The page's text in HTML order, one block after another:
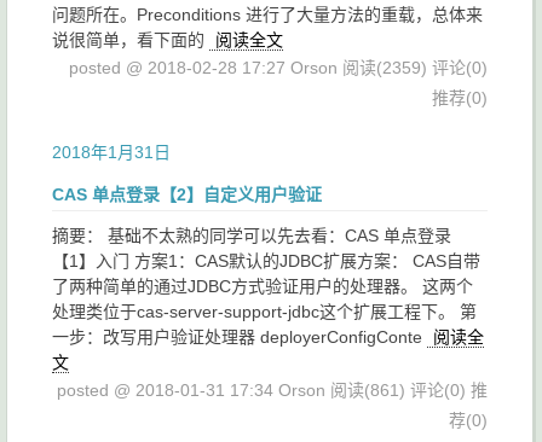
问题所在。Preconditions 进行了大量方法的重载，总体来
说很简单，看下面的
阅读全文
posted @ 2018-02-28 17:27 Orson 阅读(2359) 评论(0)
推荐(0)
2018年1月31日
CAS 单点登录【2】自定义用户验证
摘要： 基础不太熟的同学可以先去看：CAS 单点登录
【1】入门 方案1：CAS默认的JDBC扩展方案： CAS自带
了两种简单的通过JDBC方式验证用户的处理器。 这两个
处理类位于cas-server-support-jdbc这个扩展工程下。 第
一步：改写用户验证处理器 deployerConfigConte
阅读全
文
posted @ 2018-01-31 17:34 Orson 阅读(861) 评论(0) 推
荐(0)